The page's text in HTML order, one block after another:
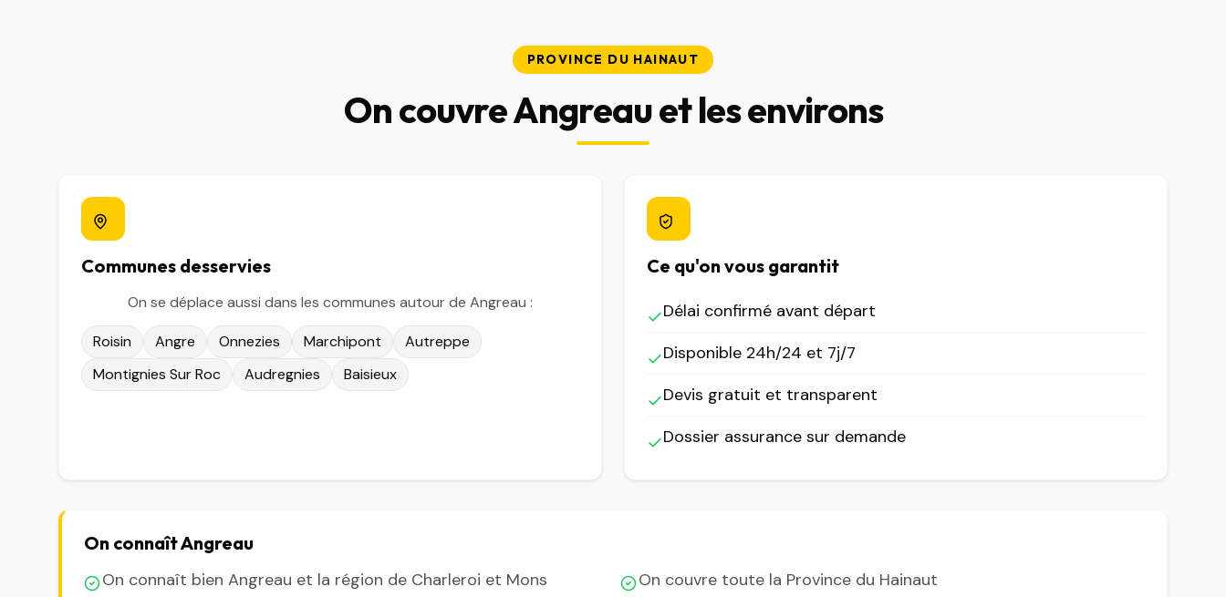
PROVINCE DU HAINAUT
On couvre Angreau et les environs
Communes desservies
On se déplace aussi dans les communes autour de Angreau :
Roisin Angre Onnezies Marchipont
Autreppe
Montignies Sur Roc
Audregnies Baisieux
Ce qu'on vous garantit
Délai confirmé avant départ
Disponible 24h/24 et 7j/7
Devis gratuit et transparent
Dossier assurance sur demande
On connaît Angreau
On connaît bien Angreau et la région de Charleroi et Mons
On couvre toute la Province du Hainaut